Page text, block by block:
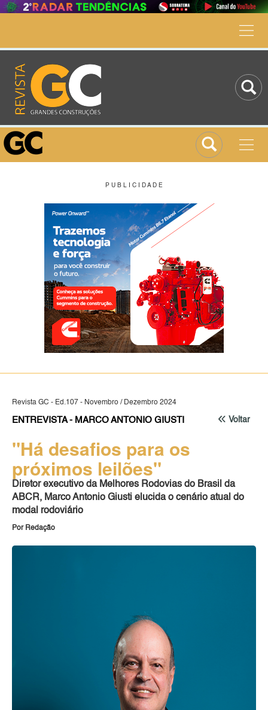
P U B L I C I D A D E
Revista GC - Ed.107 - Novembro / Dezembro 2024
Voltar
ENTREVISTA - MARCO ANTONIO GIUSTI
"Há desafios para os
próximos leilões"
Diretor executivo da Melhores Rodovias do Brasil da
ABCR, Marco Antonio Giusti elucida o cenário atual do
modal rodoviário
Por Redação